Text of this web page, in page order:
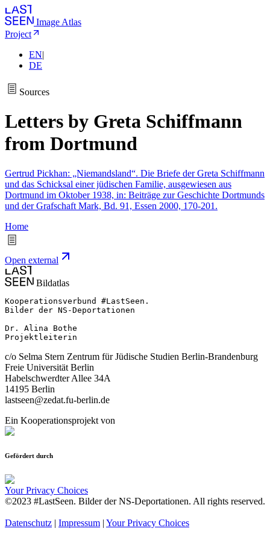
Image Atlas
Project
EN|
DE
Sources
Letters by Greta Schiffmann
from Dortmund
Gertrud Pickhan: „Niemandsland“. Die Briefe der Greta Schiffmann
und das Schicksal einer jüdischen Familie, ausgewiesen aus
Dortmund im Oktober 1938, in: Beiträge zur Geschichte Dortmunds
und der Grafschaft Mark, Bd. 91, Essen 2000, 170-201.
Home
Open external
Bildatlas
Kooperationsverbund #LastSeen.
Bilder der NS-Deportationen
Dr. Alina Bothe
Projektleiterin
c/o Selma Stern Zentrum für Jüdische Studien Berlin-Brandenburg
Freie Universität Berlin
Habelschwerdter Allee 34A
14195 Berlin
lastseen@zedat.fu-berlin.de
Ein Kooperationsprojekt von
Gefördert durch
Your Privacy Choices
©2023 #LastSeen. Bilder der NS-Deportationen. All rights reserved.
Datenschutz | Impressum | Your Privacy Choices